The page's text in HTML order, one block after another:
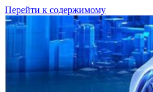
Перейти к содержимому